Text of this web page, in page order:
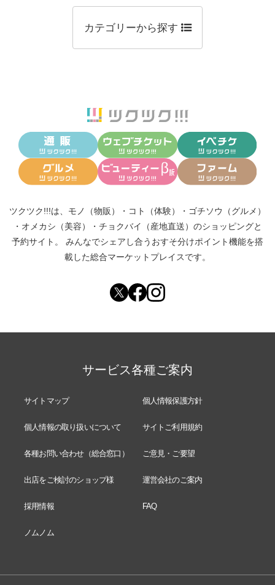
カテゴリーから探す
ツクツク!!!は、 モノ（物販） ・ コト（体験） ・ ゴチソウ（グルメ）
・ オメカシ（美容） ・ チョクバイ（産地直送） のショッピングと
予約サイト。
みんなでシェアし合う おすそ分けポイント機能を搭
載した総合マーケットプレイスです。
サービス各種ご案内
サイトマップ 個人情報保護方針
個人情報の取り扱いについて サイトご利用規約
各種お問い合わせ（総合窓口） ご意見・ご要望
出店をご検討のショップ様 運営会社のご案内
採用情報 FAQ
ノムノム